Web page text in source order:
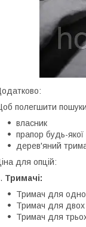
полегшити пошуки
власник
прапор будь-якої
дерев'яний
для опцій:
Тримачі:
Тримач для
Тримач для двох
Тримач для